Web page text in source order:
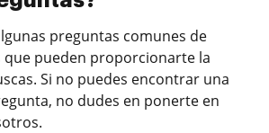
preguntas comunes de
pueden proporcionarte la
Si no puedes encontrar una
no dudes en ponerte en